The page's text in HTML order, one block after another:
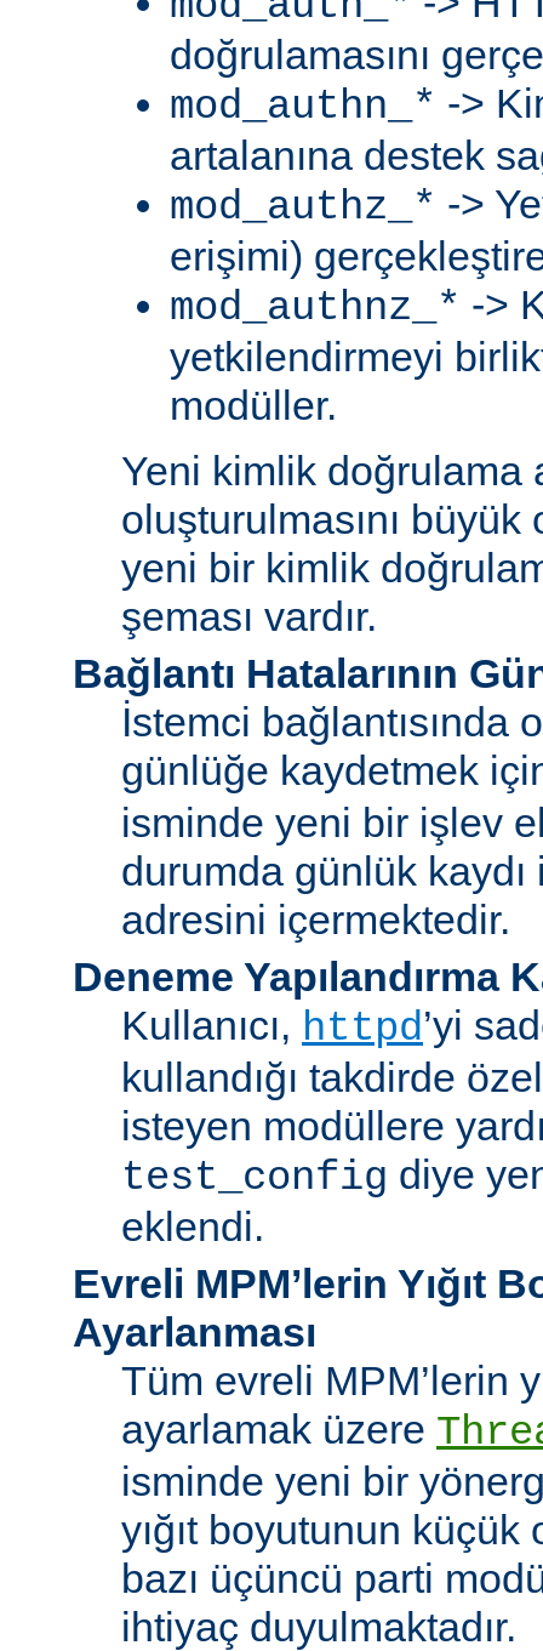
doğrulamasını
mod_authn_* ->
artalanına destek
mod_authz_* ->
erişimi)
mod_authnz_* ->
yetkilendirmeyi
modüller.
Yeni kimlik doğrulama
oluşturulmasını
yeni bir kimlik
şeması vardır.
Bağlantı Hatalarının
İstemci bağlantısında
günlüğe kaydetmek
isminde yeni bir işlev
durumda günlük
adresini içermektedir.
Deneme Yapılandırma
Kullanıcı, httpd’yi
kullandığı takdirde
isteyen modüllere
test_config diye
eklendi.
Evreli MPM’lerin Yığıt
Ayarlanması
Tüm evreli MPM’lerin
ayarlamak üzere
isminde yeni bir
yığıt boyutunun
bazı üçüncü parti
ihtiyaç duyulmaktadır.